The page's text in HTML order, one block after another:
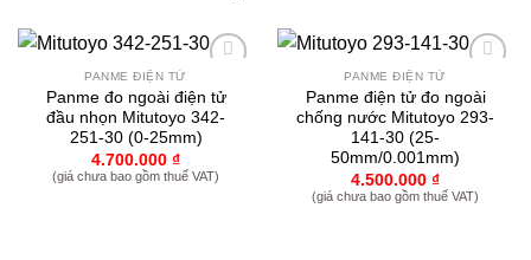
thích
PANME ĐIỆN TỬ
Panme đo ngoài điện tử
đầu nhọn Mitutoyo 342-
251-30 (0-25mm)
4.700.000 ₫
(giá chưa bao gồm thuế VAT)
thích
PANME ĐIỆN TỬ
Panme điện tử đo ngoài
chống nước Mitutoyo 293-
141-30 (25-
50mm/0.001mm)
4.500.000 ₫
(giá chưa bao gồm thuế VAT)